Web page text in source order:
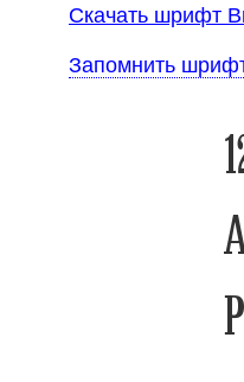
Скачать шрифт
Запомнить